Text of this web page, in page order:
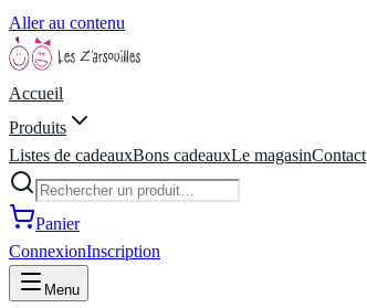
Aller au contenu
Accueil
Produits
Listes de cadeauxBons cadeauxLe magasinContact
Panier
ConnexionInscription
Menu